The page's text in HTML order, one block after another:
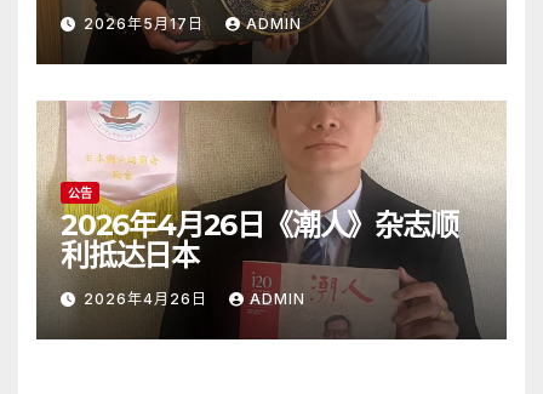
2026年5月17日 ADMIN
公告
2026年4月26日《潮人》杂志顺
利抵达日本
2026年4月26日 ADMIN